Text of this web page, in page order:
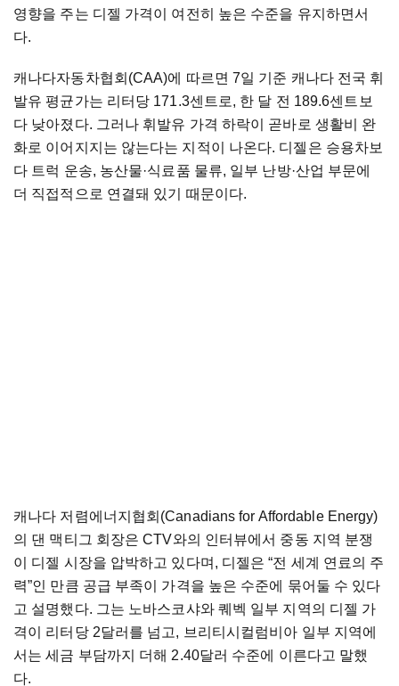
영향을 주는 디젤 가격이 여전히 높은 수준을 유지하면서
다.
캐나다자동차협회(CAA)에 따르면 7일 기준 캐나다 전국 휘
발유 평균가는 리터당 171.3센트로, 한 달 전 189.6센트보
다 낮아졌다. 그러나 휘발유 가격 하락이 곧바로 생활비 완
화로 이어지지는 않는다는 지적이 나온다. 디젤은 승용차보
다 트럭 운송, 농산물·식료품 물류, 일부 난방·산업 부문에
더 직접적으로 연결돼 있기 때문이다.
캐나다 저렴에너지협회(Canadians for Affordable Energy)
의 댄 맥티그 회장은 CTV와의 인터뷰에서 중동 지역 분쟁
이 디젤 시장을 압박하고 있다며, 디젤은 “전 세계 연료의 주
력”인 만큼 공급 부족이 가격을 높은 수준에 묶어둘 수 있다
고 설명했다. 그는 노바스코샤와 퀘벡 일부 지역의 디젤 가
격이 리터당 2달러를 넘고, 브리티시컬럼비아 일부 지역에
서는 세금 부담까지 더해 2.40달러 수준에 이른다고 말했
다.